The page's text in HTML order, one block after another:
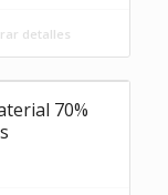
detalles
70%